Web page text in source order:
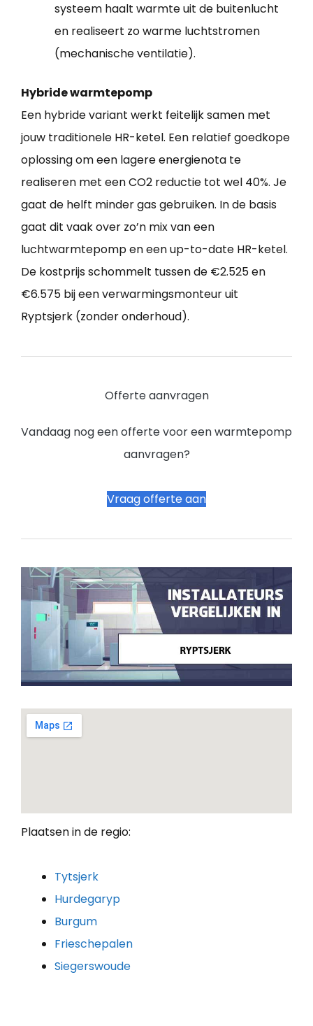
systeem haalt warmte uit de buitenlucht
en realiseert zo warme luchtstromen
(mechanische ventilatie).
Hybride warmtepomp
Een hybride variant werkt feitelijk samen met
jouw traditionele HR-ketel. Een relatief goedkope
oplossing om een lagere energienota te
realiseren met een CO2 reductie tot wel 40%. Je
gaat de helft minder gas gebruiken. In de basis
gaat dit vaak over zo’n mix van een
luchtwarmtepomp en een up-to-date HR-ketel.
De kostprijs schommelt tussen de €2.525 en
€6.575 bij een verwarmingsmonteur uit
Ryptsjerk (zonder onderhoud).
Offerte aanvragen
Vandaag nog een offerte voor een warmtepomp
aanvragen?
Vraag offerte aan
Plaatsen in de regio:
Tytsjerk
Hurdegaryp
Burgum
Frieschepalen
Siegerswoude